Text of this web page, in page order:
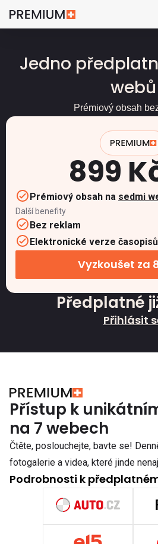
Jedno
webů
Prémiový obsah
899
Prémiový obsah na sedmi
Další benefity
Bez reklam
Elektronické verze časopisů
Vyzkoušet za
Předplatné
Přihlásit
Přístup k
na 7 webech
Čtěte, poslouchejte, bavte se!
fotogalerie a videa, které jinde
Podrobnosti k